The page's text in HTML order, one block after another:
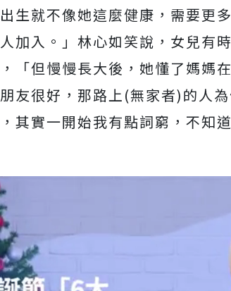
生就不像她這麼健康，需要更
加入。」林心如笑說，女兒有
「但慢慢長大後，她懂了媽媽
友很好，那路上(無家者)的人
其實一開始我有點詞窮，不知